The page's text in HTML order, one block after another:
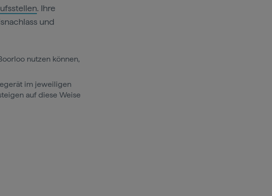
. Ihre
und
nutzen können,
im jeweiligen
auf diese Weise